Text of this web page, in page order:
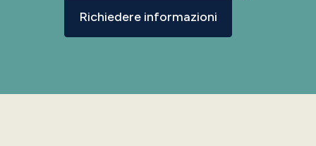
Richiedere informazioni